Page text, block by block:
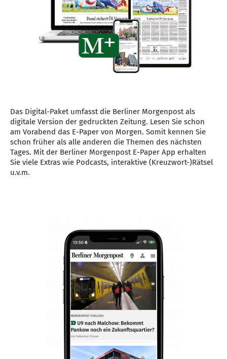
Das Digital-Paket umfasst die Berliner Morgenpost als
digitale Version der gedruckten Zeitung. Lesen Sie schon
am Vorabend das E-Paper von Morgen. Somit kennen Sie
schon früher als alle anderen die Themen des nächsten
Tages. Mit der Berliner Morgenpost E-Paper App erhalten
Sie viele Extras wie Podcasts, interaktive (Kreuzwort-)Rätsel
u.v.m.